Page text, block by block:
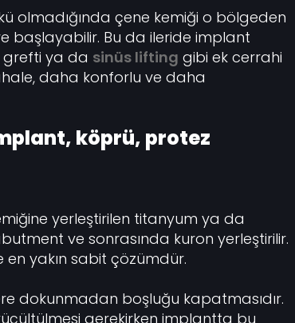
olmadığında çene kemiği o bölgeden
başlayabilir. Bu da ileride implant
grefti ya da sinüs lifting gibi ek cerrahi
daha konforlu ve daha
köprü, protez
yerleştirilen titanyum ya da
ve sonrasında kuron yerleştirilir.
yakın sabit çözümdür.
dokunmadan boşluğu kapatmasıdır.
gerekirken implantta bu